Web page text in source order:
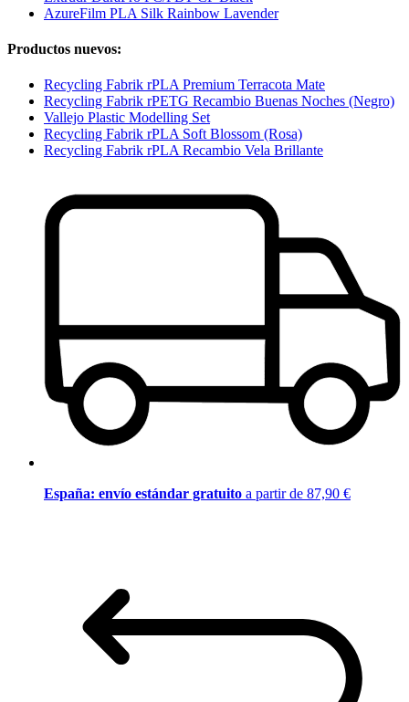
AzureFilm PLA Silk Rainbow Lavender
Productos nuevos:
Recycling Fabrik rPLA Premium Terracota Mate
Recycling Fabrik rPETG Recambio Buenas Noches (Negro)
Vallejo Plastic Modelling Set
Recycling Fabrik rPLA Soft Blossom (Rosa)
Recycling Fabrik rPLA Recambio Vela Brillante
España: envío estándar gratuito a partir de 87,90 €